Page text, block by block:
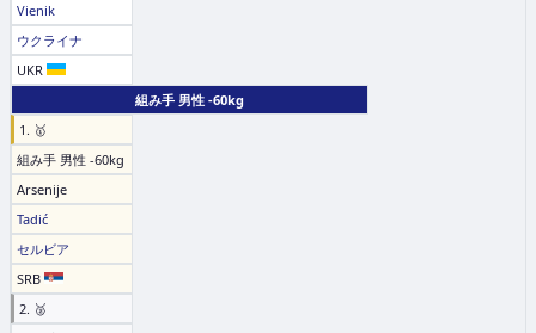
Vienik
ウクライナ
UKR
組み手 男性 -60kg
1. 🥇
組み手 男性 -60kg
Arsenije
Tadić
セルビア
SRB
2. 🥈